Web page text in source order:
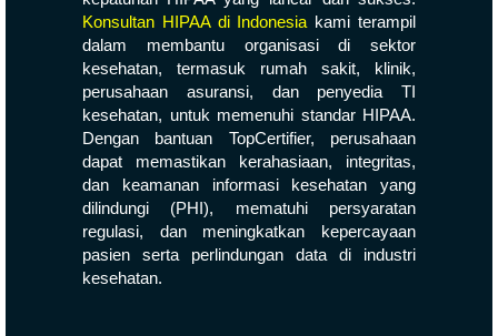
Konsultan HIPAA di Indonesia kami terampil
dalam membantu organisasi di sektor
kesehatan, termasuk rumah sakit, klinik,
perusahaan asuransi, dan penyedia TI
kesehatan, untuk memenuhi standar HIPAA.
Dengan bantuan TopCertifier, perusahaan
dapat memastikan kerahasiaan, integritas,
dan keamanan informasi kesehatan yang
dilindungi (PHI), mematuhi persyaratan
regulasi, dan meningkatkan kepercayaan
pasien serta perlindungan data di industri
kesehatan.